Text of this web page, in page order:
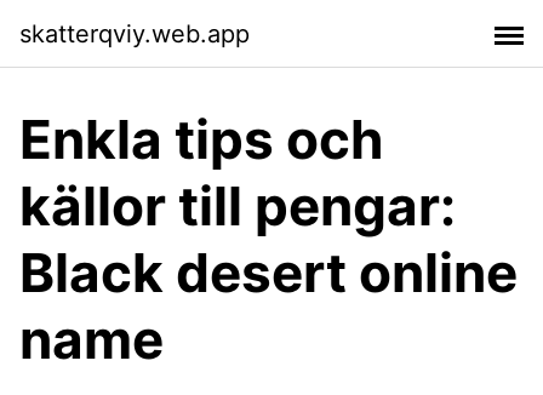
skatterqviy.web.app
Enkla tips och
källor till pengar:
Black desert online
name